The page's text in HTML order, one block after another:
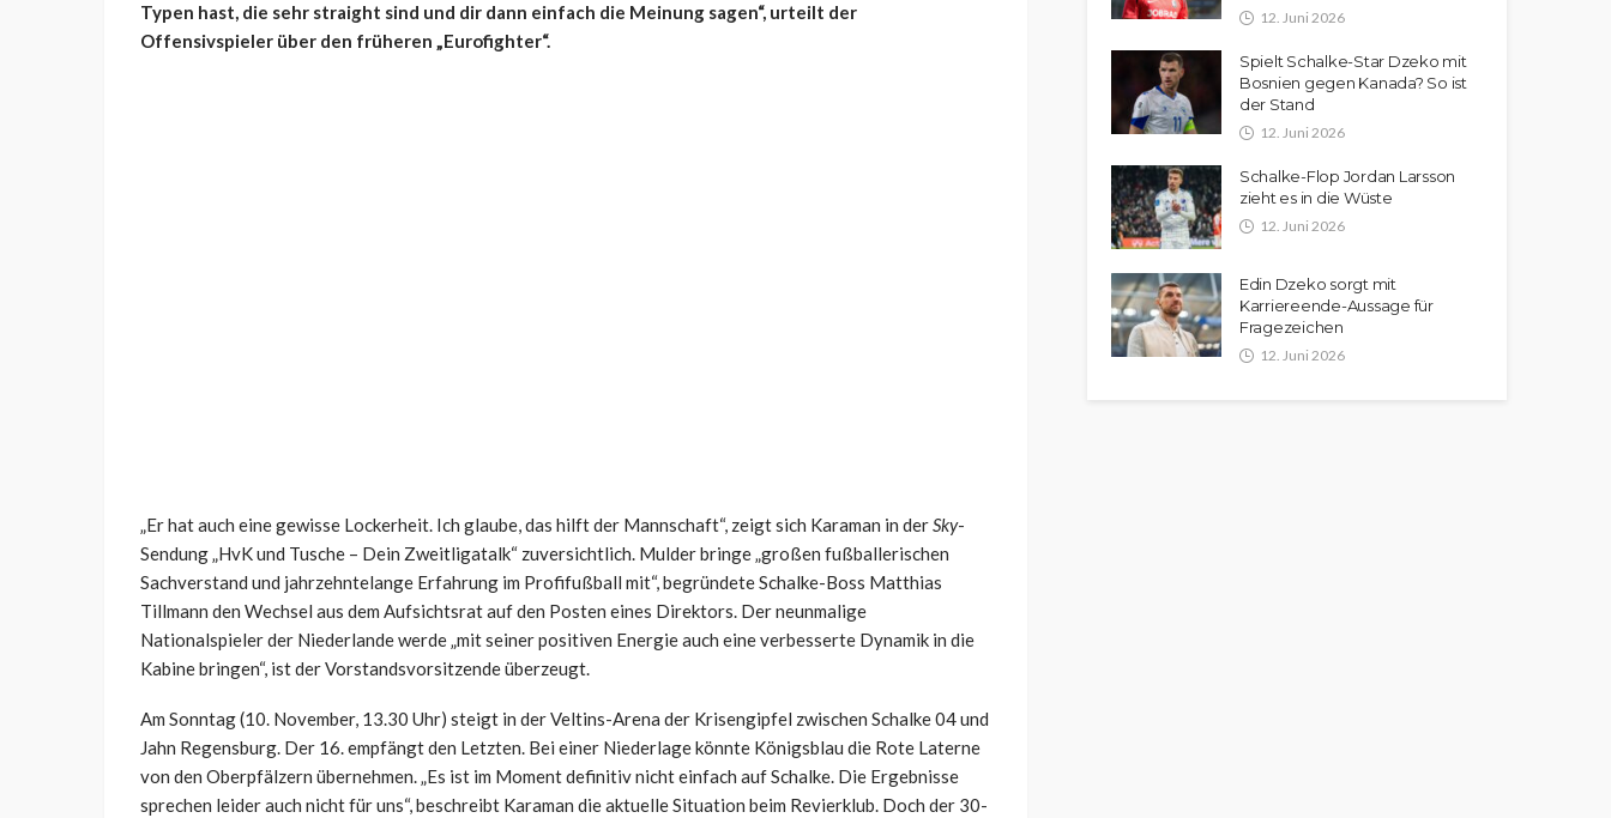
Typen hast, die sehr straight sind und dir dann einfach die Meinung sagen“, urteilt der
Offensivspieler über den früheren „Eurofighter“.
„Er hat auch eine gewisse Lockerheit. Ich glaube, das hilft der Mannschaft“, zeigt sich Karaman in derSky-
Sendung „HvK und Tusche – Dein Zweitligatalk“ zuversichtlich. Mulder bringe „großen fußballerischen
Sachverstand und jahrzehntelange Erfahrung im Profifußball mit“, begründete Schalke-Boss Matthias
Tillmann den Wechsel aus dem Aufsichtsrat auf den Posten eines Direktors. Der neunmalige
Nationalspieler der Niederlande werde „mit seiner positiven Energie auch eine verbesserte Dynamik in die
Kabine bringen“, ist der Vorstandsvorsitzende überzeugt.
Am Sonntag (10. November, 13.30 Uhr) steigt in der Veltins-Arena der Krisengipfel zwischen Schalke 04 und
Jahn Regensburg. Der 16. empfängt den Letzten. Bei einer Niederlage könnte Königsblau die Rote Laterne
von den Oberpfälzern übernehmen. „Es ist im Moment definitiv nicht einfach auf Schalke. Die Ergebnisse
sprechen leider auch nicht für uns“, beschreibt Karaman die aktuelle Situation beim Revierklub. Doch der 30-
12. Juni 2026
Spielt Schalke-Star Dzeko mit
Bosnien gegen Kanada? So ist
der Stand
12. Juni 2026
Schalke-Flop Jordan Larsson
zieht es in die Wüste
12. Juni 2026
Edin Dzeko sorgt mit
Karriereende-Aussage für
Fragezeichen
12. Juni 2026